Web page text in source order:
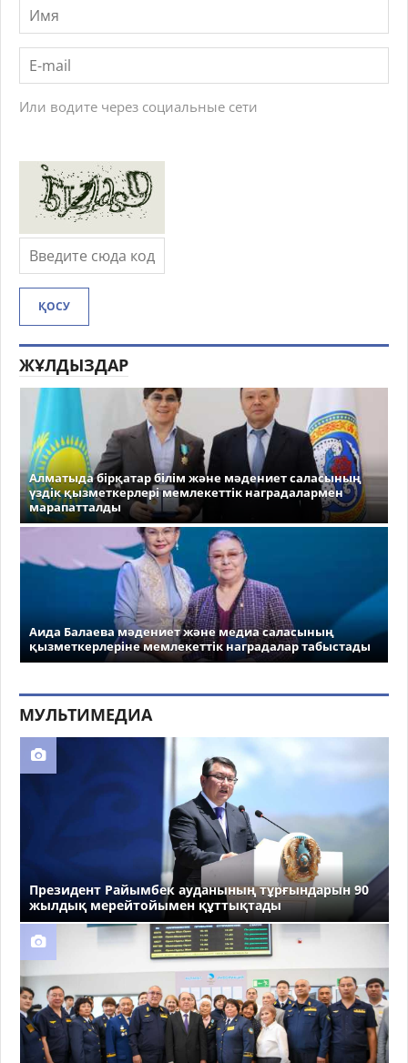
Или водите через социальные сети
ҚОСУ
ЖҰЛДЫЗДАР
Алматыда бірқатар білім және мәдениет саласының
үздік қызметкерлері мемлекеттік наградалармен
марапатталды
Аида Балаева мәдениет және медиа саласының
қызметкерлеріне мемлекеттік наградалар табыстады
МУЛЬТИМЕДИА
Президент Райымбек ауданының тұрғындарын 90
жылдық мерейтойымен құттықтады